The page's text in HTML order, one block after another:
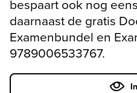
bespaart ook nog
daarnaast de gratis
Examenbundel en
9789006533767.